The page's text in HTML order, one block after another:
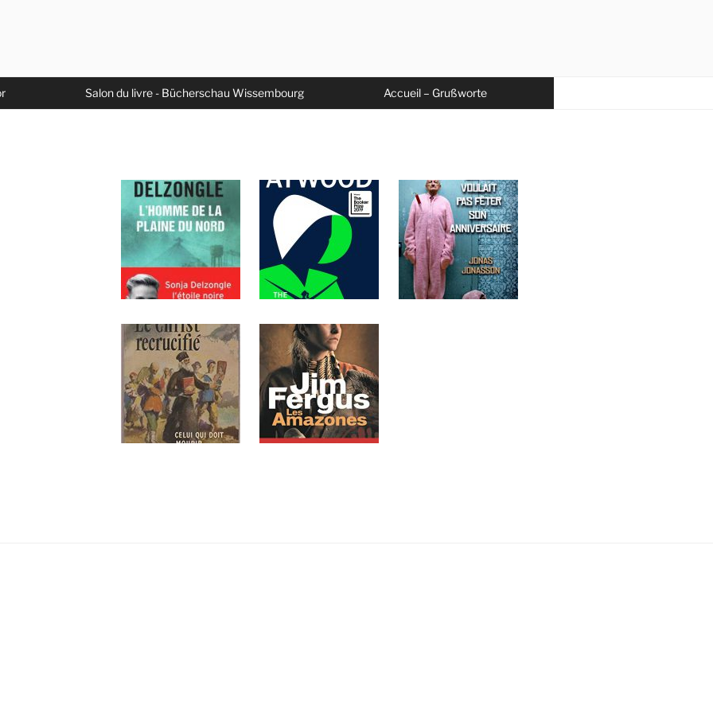
Salon du livre - Bücherschau Wissembourg Accueil – Grußworte